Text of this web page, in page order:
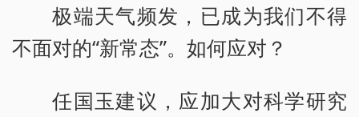
极端天气频发，已成为我们不得
不面对的“新常态”。如何应对？
任国玉建议，应加大对科学研究